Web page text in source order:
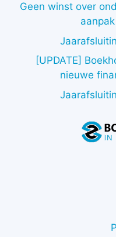
Geen winst over
[UPDATE]
nieuwe